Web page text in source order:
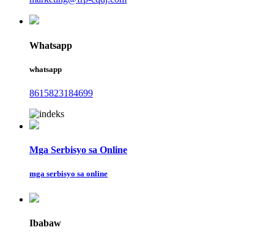
Whatsapp
whatsapp
8615823184699
Mga Serbisyo sa Online
mga serbisyo sa online
Ibabaw